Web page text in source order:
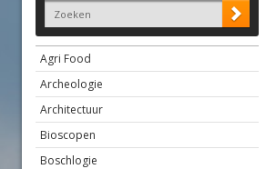
Agri Food
Archeologie
Architectuur
Bioscopen
Boschlogie